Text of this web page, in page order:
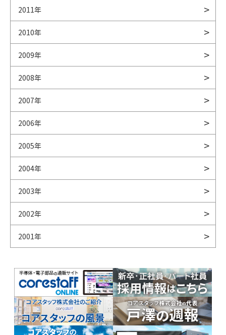
2011年
2010年
2009年
2008年
2007年
2006年
2005年
2004年
2003年
2002年
2001年